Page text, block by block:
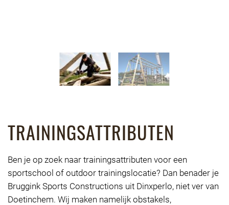
TRAININGSATTRIBUTEN
Ben je op zoek naar trainingsattributen voor een
sportschool of outdoor trainingslocatie? Dan benader je
Bruggink Sports Constructions uit Dinxperlo, niet ver van
Doetinchem. Wij maken namelijk obstakels,